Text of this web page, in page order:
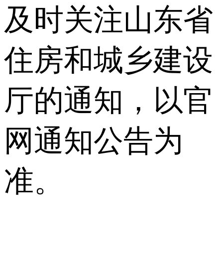
及时关注山东省
住房和城乡建设
厅的通知，以官
网通知公告为
准。